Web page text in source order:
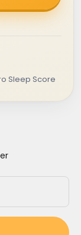
Sleep Score